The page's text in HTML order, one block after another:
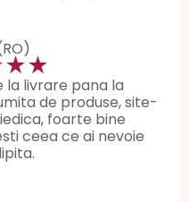
la livrare pana la
de produse, site-
foarte bine
ceea ce ai nevoie